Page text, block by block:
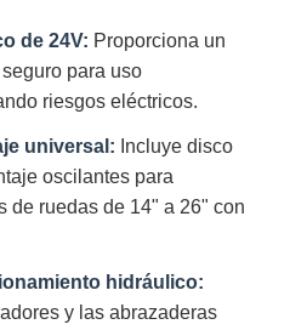
de 24V: Proporciona un
para uso
riesgos eléctricos.
universal: Incluye disco
oscilantes para
de ruedas de 14" a 26" con
hidráulico:
y las abrazaderas